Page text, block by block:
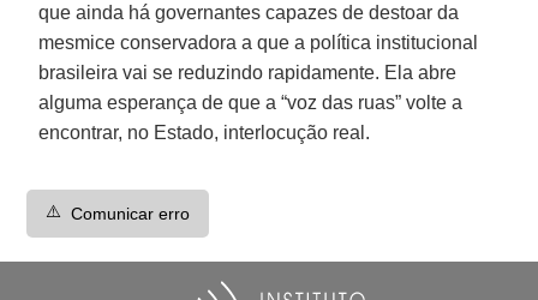
que ainda há governantes capazes de destoar da
mesmice conservadora a que a política institucional
brasileira vai se reduzindo rapidamente. Ela abre
alguma esperança de que a “voz das ruas” volte a
encontrar, no Estado, interlocução real.
⚠️ Comunicar erro